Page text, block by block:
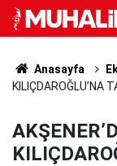
Anasayfa
KILIÇDAROĞLU’NA